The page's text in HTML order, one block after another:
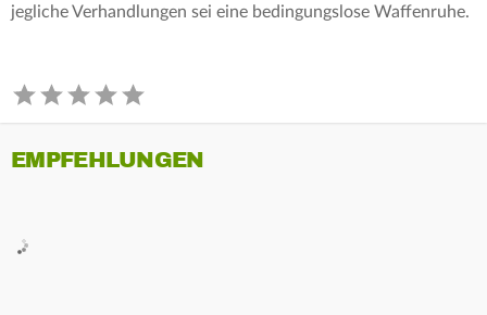
jegliche Verhandlungen sei eine bedingungslose Waffenruhe.
EMPFEHLUNGEN